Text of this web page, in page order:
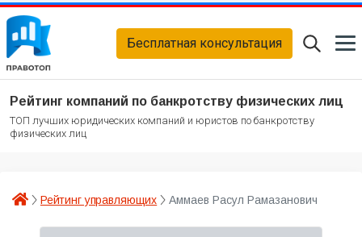
Бесплатная консультация
Рейтинг компаний по банкротству физических лиц
ТОП лучших юридических компаний и юристов по банкротству
физических лиц
Рейтинг управляющих Аммаев Расул Рамазанович